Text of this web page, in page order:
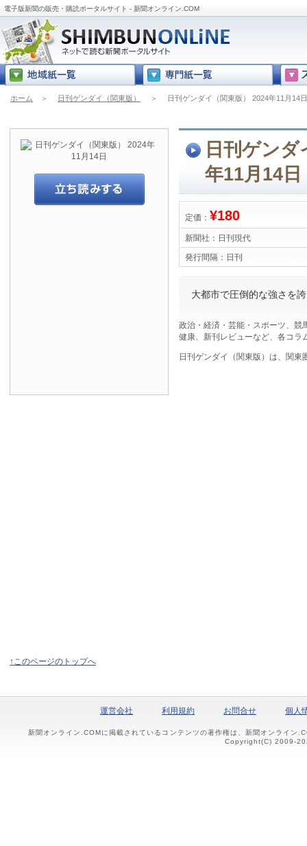
電子版新聞の販売・購読ポータルサイト - 新聞オンライン.COM
ホーム ＞ 日刊ゲンダイ（関東版） ＞ 日刊ゲンダイ（関東版） 2024年11月14日
日刊ゲン
年11月14日
定価： ¥180
新聞社： 日刊現代
発行間隔： 日刊
大都市で圧倒的な強さを
政治・経済・芸能・スポーツ、競
健康、新刊レビューなど、各コラ
日刊ゲンダイ（関東版）は、関
↑このページのトップへ
運営会社 利用規約 お問合せ 個人
新聞オンライン.COMに掲載されているコンテンツの著作権は、新聞オンライン
Copyright(C) 2009-